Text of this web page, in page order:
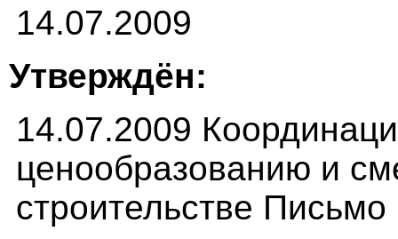
14.07.2009
Утверждён:
14.07.2009
ценообразованию и
строительстве